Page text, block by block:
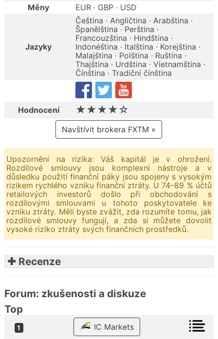
Měny
EUR · GBP · USD
Jazyky
Čeština · Angličtina · Arabština ·
Španělština · Perština ·
Francouzština · Hindština ·
Indonéština · Italština · Korejština ·
Malajština · Polština · Ruština ·
Thajština · Urdština · Vietnamština ·
Čínština · Tradiční čínština
Hodnocení ★★★★☆
Navštívit brokera FXTM »
Upozornění na rizika: Váš kapitál je v ohrožení.
Rozdílové smlouvy jsou komplexní nástroje a v
důsledku použití finanční páky jsou spojeny s vysokým
rizikem rychlého vzniku finanční ztráty. U 74–89 % účtů
retailových investorů došlo při obchodování s
rozdílovými smlouvami u tohoto poskytovatele ke
vzniku ztráty. Měli byste zvážit, zda rozumíte tomu, jak
rozdílové smlouvy fungují, a zda si můžete dovolit
vysoké riziko ztráty svých finančních prostředků.
✚ Recenze
Forum: zkušenosti a diskuze
Top
1 IC Markets